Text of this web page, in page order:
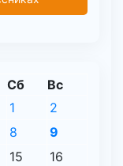
Сб Вс
1
2
8
9
15
16